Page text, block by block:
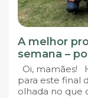
A melhor
semana –
Oi, mamães!
para este final
olhada no que